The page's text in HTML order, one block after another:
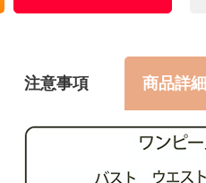
注意事項 商品詳細